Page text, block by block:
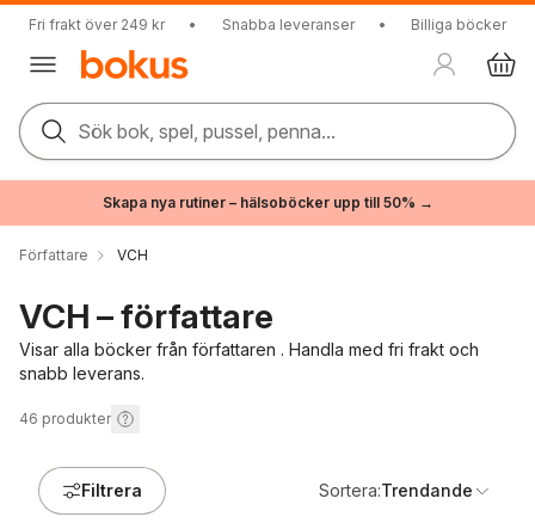
Fri frakt över 249 kr • Snabba leveranser • Billiga böcker
Sök bok, spel, pussel, penna...
Skapa nya rutiner – hälsoböcker upp till 50% →
Författare VCH
VCH – författare
Visar alla böcker från författaren . Handla med fri frakt och
snabb leverans.
46 produkter
Filtrera Sortera:Trendande